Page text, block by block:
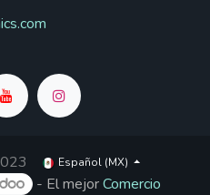
Español (MX)
- El mejorComercio